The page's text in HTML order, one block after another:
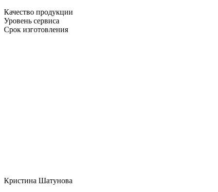
Качество продукции
Уровень сервиса
Срок изготовления
Кристина Шатунова